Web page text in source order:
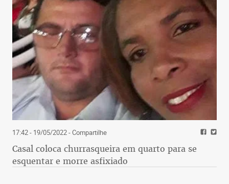
17:42 - 19/05/2022- Compartilhe
Casal coloca churrasqueira em quarto para se
esquentar e morre asfixiado